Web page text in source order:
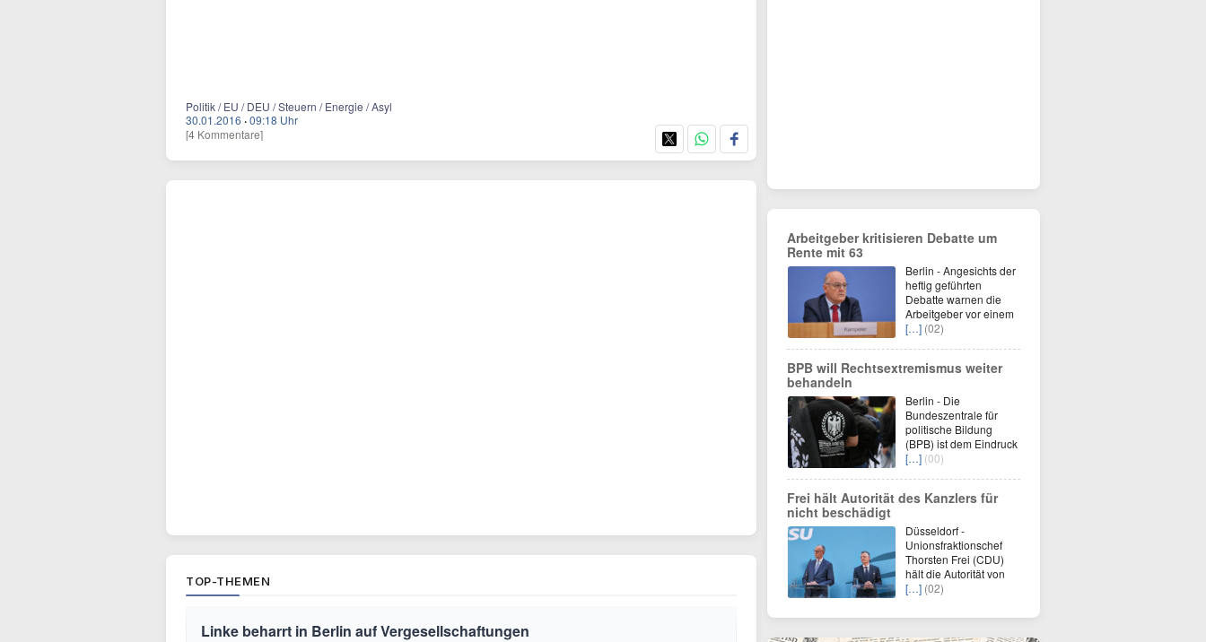
Politik / EU / DEU / Steuern / Energie / Asyl
30.01.2016 ·09:18 Uhr
[4 Kommentare]
TOP-THEMEN
Linke beharrt in Berlin auf Vergesellschaftungen
Arbeitgeber kritisieren Debatte um
Rente mit 63
Berlin - Angesichts der
heftig geführten
Debatte warnen die
Arbeitgeber vor einem
[…] (02)
BPB will Rechtsextremismus weiter
behandeln
Berlin - Die
Bundeszentrale für
politische Bildung
(BPB) ist dem Eindruck
[…] (00)
Frei hält Autorität des Kanzlers für
nicht beschädigt
Düsseldorf -
Unionsfraktionschef
Thorsten Frei (CDU)
hält die Autorität von
[…] (02)